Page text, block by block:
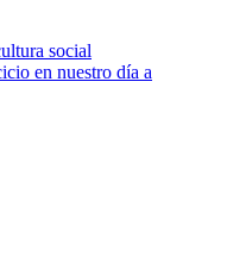
social
en nuestro día a